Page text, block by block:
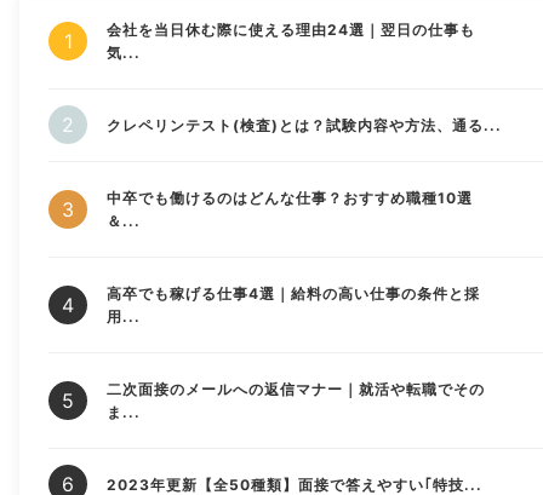
会社を当日休む際に使える理由24選｜翌日の仕事も
気...
クレペリンテスト(検査)とは？試験内容や方法、通る...
中卒でも働けるのはどんな仕事？おすすめ職種10選
＆...
高卒でも稼げる仕事4選｜給料の高い仕事の条件と採
用...
二次面接のメールへの返信マナー｜就活や転職でその
ま...
2023年更新【全50種類】面接で答えやすい｢特技...